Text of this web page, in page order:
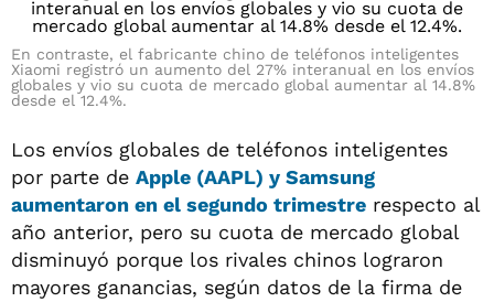
En contraste, el fabricante chino de teléfonos inteligentes
Xiaomi registró un aumento del 27% interanual en los envíos
globales y vio su cuota de mercado global aumentar al 14.8%
desde el 12.4%.
Los envíos globales de teléfonos inteligentes
por parte de Apple (AAPL) y Samsung
aumentaron en el segundo trimestre respecto al
año anterior, pero su cuota de mercado global
disminuyó porque los rivales chinos lograron
mayores ganancias, según datos de la firma de